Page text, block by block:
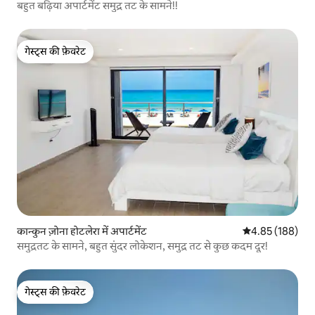
बहुत बढ़िया अपार्टमेंट समुद्र तट के सामने!!
गेस्ट्स की फ़ेवरेट
गेस्ट्स की फ़ेवरेट
कान्कुन ज़ोना होटलेरा में अपार्टमेंट औसत रेटिंग 5 में से
4.85 (188)
समुद्रतट के सामने, बहुत सुंदर लोकेशन, समुद्र तट से कुछ कदम दूर!
गेस्ट्स की फ़ेवरेट
गेस्ट्स की फ़ेवरेट